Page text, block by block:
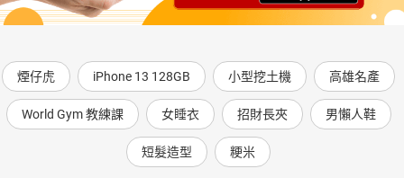
煙仔虎 iPhone 13 128GB 小型挖土機 高雄名產
World Gym 教練課 女睡衣 招財長夾 男懶人鞋
短髮造型 粳米